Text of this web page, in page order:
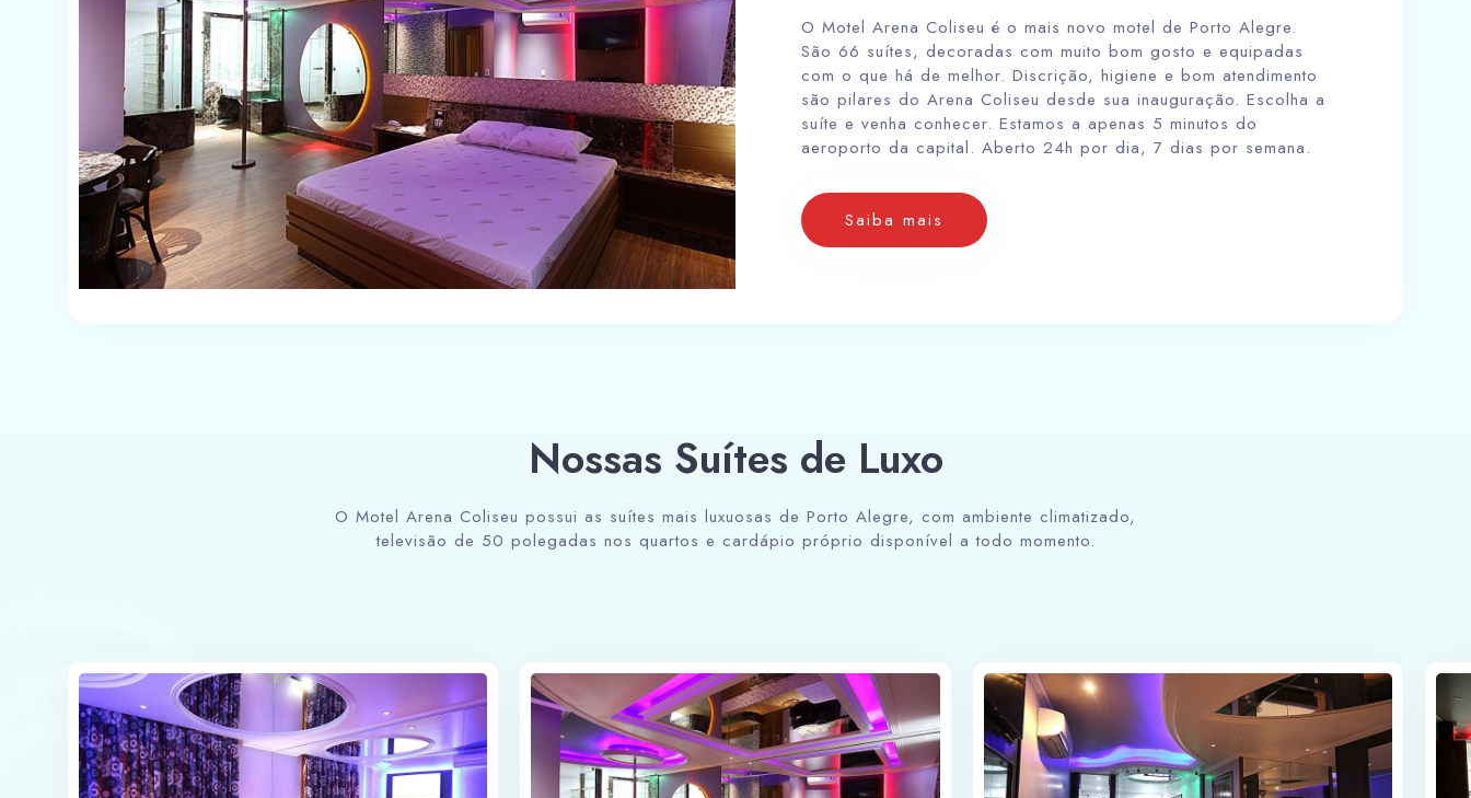
O Motel Arena Coliseu é o mais novo motel de Porto Alegre.
São 66 suítes, decoradas com muito bom gosto e equipadas
com o que há de melhor. Discrição, higiene e bom atendimento
são pilares do Arena Coliseu desde sua inauguração. Escolha a
suíte e venha conhecer. Estamos a apenas 5 minutos do
aeroporto da capital. Aberto 24h por dia, 7 dias por semana.
Saiba mais
Nossas Suítes de Luxo
O Motel Arena Coliseu possui as suítes mais luxuosas de Porto Alegre, com ambiente climatizado,
televisão de 50 polegadas nos quartos e cardápio próprio disponível a todo momento.